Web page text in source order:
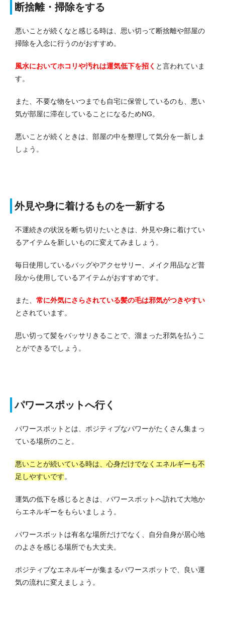
断捨離・掃除をする
悪いことが続くなと感じる時は、思い切って断捨離や部屋の
掃除を入念に行うのがおすすめ。
風水においてホコリや汚れは運気低下を招く と言われていま
す。
また、不要な物をいつまでも自宅に保管しているのも、悪い
気が部屋に滞在していることになるためNG。
悪いことが続くときは、部屋の中を整理して気分を一新しま
しょう。
外見や身に着けるものを一新する
不運続きの状況を断ち切りたいときは、外見や身に着けてい
るアイテムを新しいものに変えてみましょう。
毎日使用しているバッグやアクセサリー、メイク用品など普
段から使用しているアイテムがおすすめです。
また、 常に外気にさらされている髪の毛は邪気がつきやすい
とされています。
思い切って髪をバッサリきることで、溜まった邪気を払うこ
とができるでしょう。
パワースポットへ行く
パワースポットとは、ポジティブなパワーがたくさん集まっ
ている場所のこと。
悪いことが続いている時は、心身だけでなくエネルギーも不
足しやすいです。
運気の低下を感じるときは、パワースポットへ訪れて大地か
らエネルギーをもらいましょう。
パワースポットは有名な場所だけでなく、自分自身が居心地
のよさを感じる場所でも大丈夫。
ポジティブなエネルギーが集まるパワースポットで、良い運
気の流れに変えましょう。